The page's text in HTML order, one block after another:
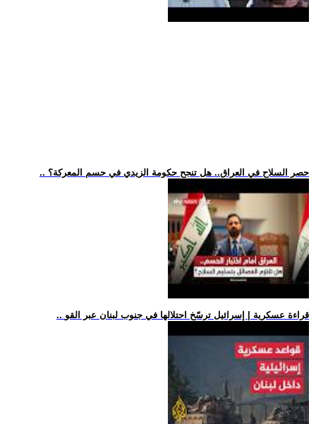
.. حصر السلاح في العراق.. هل تنجح حكومة الزيدي في حسم المعركة؟
.. قراءة عسكرية | إسرائيل ترسّخ احتلالها في جنوب لبنان عبر القو